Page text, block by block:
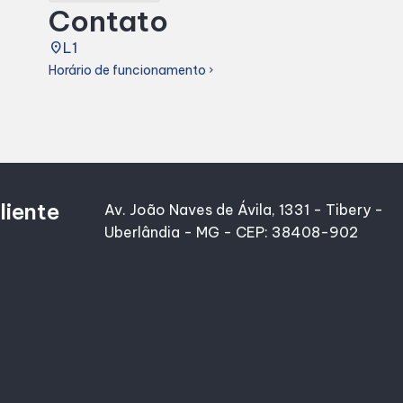
Contato
placeL1
Horário de funcionamento chevron_right
Av. João Naves de Ávila, 1331 - Tibery -
Uberlândia - MG - CEP: 38408-902